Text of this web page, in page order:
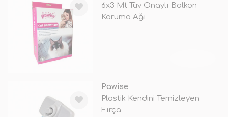
6x3 Mt Tüv Onaylı Balkon
Koruma Ağı
Pawise
Plastik Kendini Temizleyen
Fırça